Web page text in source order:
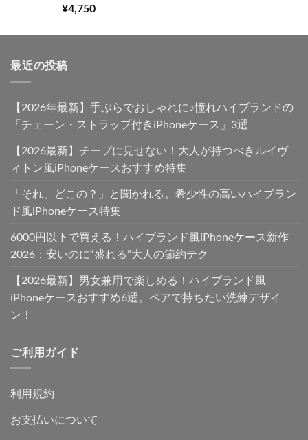
5段階中
5.00
¥4,750
最近の投稿
【2026年最新】手ぶらでおしゃれに♪憧れハイブランドの
「チェーン・ストラップ付きiPhoneケース」3選
【2026最新】チープに見せない！大人が持つべきルイヴ
ィトン風iPhoneケースおすすめ特集
「それ、どこの？」と聞かれる。希少性の高いハイブラン
ド風iPhoneケース特集
6000円以下で買える！ハイブランド風iPhoneケース新作
2026：安いのに“盛れる”大人の節約テク
【2026最新】男女兼用で楽しめる！ハイブランド風
iPhoneケースおすすめ6選。ペアで持ちたい洗練デザイ
ン！
ご利用ガイド
利用規約
お支払いについて